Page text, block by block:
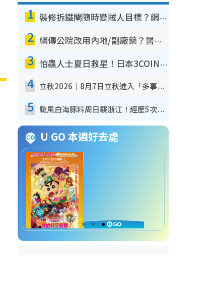
1 裝修拆鐵閘隨時變賊人目標？網民揭2大關鍵用途：裝新式等於白裝？附新舊鐵閘分別
2 網傳公院改用內地/副廠藥？醫生拆解正副廠分別 揭4類人換藥隨時出事
3 怕蟲人士夏日救星！日本3COINS爆紅驅蟲神器$45起 1招「全程免觸碰」輕鬆搞定小強
4 立秋2026｜8月7日立秋進入「多事之秋」 3件事唔做得！專家教6招開運 清枱頭／銀包納氣接好運
5 颱風白海豚料周日襲浙江！經歷5次「眼牆置換」極罕見 成登陸內地最長途颱風
U GO 本週好去處